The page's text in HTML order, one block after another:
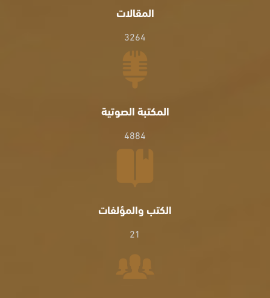
المقالات
3264
المكتبة الصوتية
4884
الكتب والمؤلفات
21